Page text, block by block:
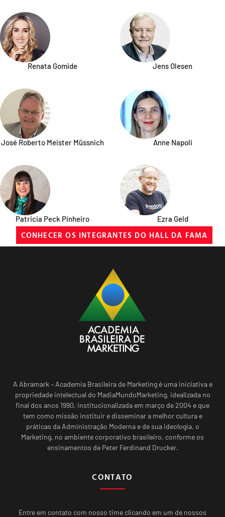
Renata Gomide Jens Olesen
José Roberto Meister Müssnich Anne Napoli
Patricia Peck Pinheiro Ezra Geld
CONHECER OS INTEGRANTES DO HALL DA FAMA
A Abramark – Academia Brasileira de Marketing é uma iniciativa e
propriedade intelectual do MadiaMundoMarketing, idealizada no
final dos anos 1990, institucionalizada em março de 2004 e que
tem como missão instituir e disseminar a melhor cultura e
práticas da Administração Moderna e de sua ideologia, o
Marketing, no ambiente corporativo brasileiro, conforme os
ensinamentos de Peter Ferdinand Drucker.
CONTATO
Entre em contato com nosso time clicando em um de nossos